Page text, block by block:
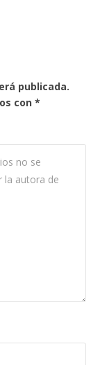
publicada.
con *